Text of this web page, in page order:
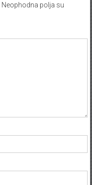
Neophodna polja su